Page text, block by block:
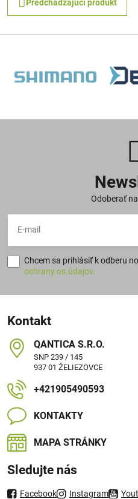
Predchádzajúci produkt
Odoberať
Chcem sa prihlásiť k odberu
ochrany os.údajov.
Kontakt
QANTICA S​.R​.O​.
SNP 239 / 145
937 01 ŽELIEZOVCE
+421905490593
KONTAKTY
MAPA STRÁNKY
Sledujte nás
Facebook Instagram